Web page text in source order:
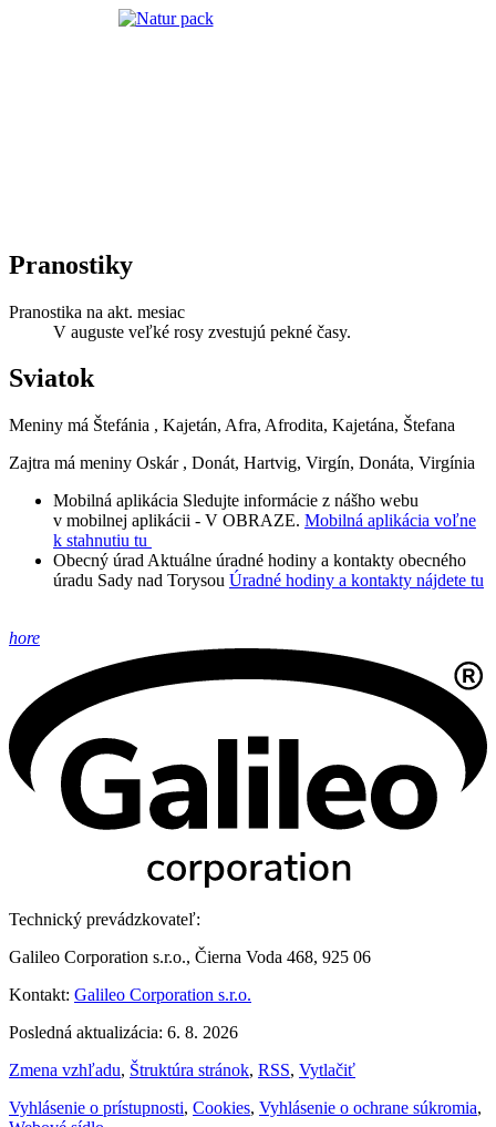
Pranostiky
Pranostika na akt. mesiac
V auguste veľké rosy zvestujú pekné časy.
Sviatok
Meniny má Štefánia , Kajetán, Afra, Afrodita, Kajetána, Štefana
Zajtra má meniny Oskár , Donát, Hartvig, Virgín, Donáta, Virgínia
Mobilná aplikácia Sledujte informácie z nášho webu
v mobilnej aplikácii - V OBRAZE. Mobilná aplikácia voľne
k stahnutiu tu
Obecný úrad Aktuálne úradné hodiny a kontakty obecného
úradu Sady nad Torysou Úradné hodiny a kontakty nájdete tu
hore
Technický prevádzkovateľ:
Galileo Corporation s.r.o., Čierna Voda 468, 925 06
Kontakt: Galileo Corporation s.r.o.
Posledná aktualizácia: 6. 8. 2026
Zmena vzhľadu, Štruktúra stránok, RSS, Vytlačiť
Vyhlásenie o prístupnosti, Cookies, Vyhlásenie o ochrane súkromia,